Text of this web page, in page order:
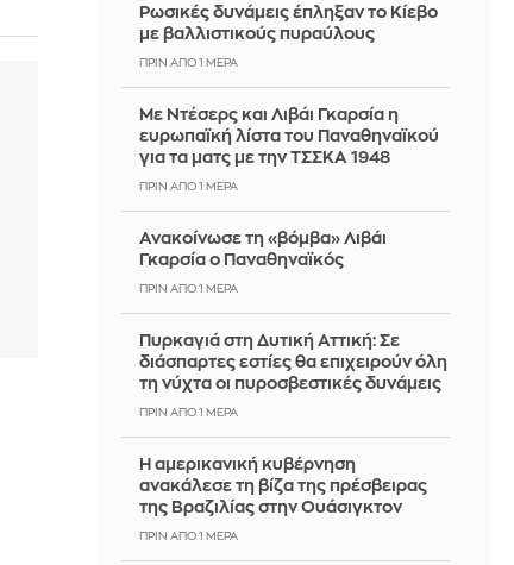
Ρωσικές δυνάμεις έπληξαν το Κίεβο
με βαλλιστικούς πυραύλους
ΠΡΙΝ ΑΠΌ 1 ΜΈΡΑ
Με Ντέσερς και Λιβάι Γκαρσία η
ευρωπαϊκή λίστα του Παναθηναϊκού
για τα ματς με την ΤΣΣΚΑ 1948
ΠΡΙΝ ΑΠΌ 1 ΜΈΡΑ
Ανακοίνωσε τη «βόμβα» Λιβάι
Γκαρσία ο Παναθηναϊκός
ΠΡΙΝ ΑΠΌ 1 ΜΈΡΑ
Πυρκαγιά στη Δυτική Αττική: Σε
διάσπαρτες εστίες θα επιχειρούν όλη
τη νύχτα οι πυροσβεστικές δυνάμεις
ΠΡΙΝ ΑΠΌ 1 ΜΈΡΑ
Η αμερικανική κυβέρνηση
ανακάλεσε τη βίζα της πρέσβειρας
της Βραζιλίας στην Ουάσιγκτον
ΠΡΙΝ ΑΠΌ 1 ΜΈΡΑ